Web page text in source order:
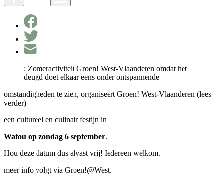
: Zomeractiviteit Groen! West-Vlaanderen omdat het
deugd doet elkaar eens onder ontspannende
omstandigheden te zien, organiseert Groen! West-Vlaanderen (lees
verder)
een cultureel en culinair festijn in
Watou op zondag 6 september.
Hou deze datum dus alvast vrij! Iedereen welkom.
meer info volgt via Groen!@West.